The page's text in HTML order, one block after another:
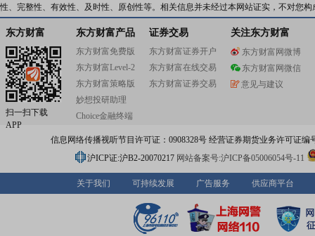
性、完整性、有效性、及时性、原创性等。相关信息并未经过本网站证实，不对您
东方财富
扫一扫下载
APP
东方财富产品
东方财富免费版
东方财富Level-2
东方财富策略版
妙想投研助理
Choice金融终端
证券交易
东方财富证券开户
东方财富在线交易
东方财富证券交易
关注东方财富
东方财富网微博
东方财富网微信
意见与建议
信息网络传播视听节目许可证：0908328号 经营证券期货业务许可证编
沪ICP证:沪B2-20070217 网站备案号:沪ICP备05006054号-11
关于我们 可持续发展 广告服务 供应商平台